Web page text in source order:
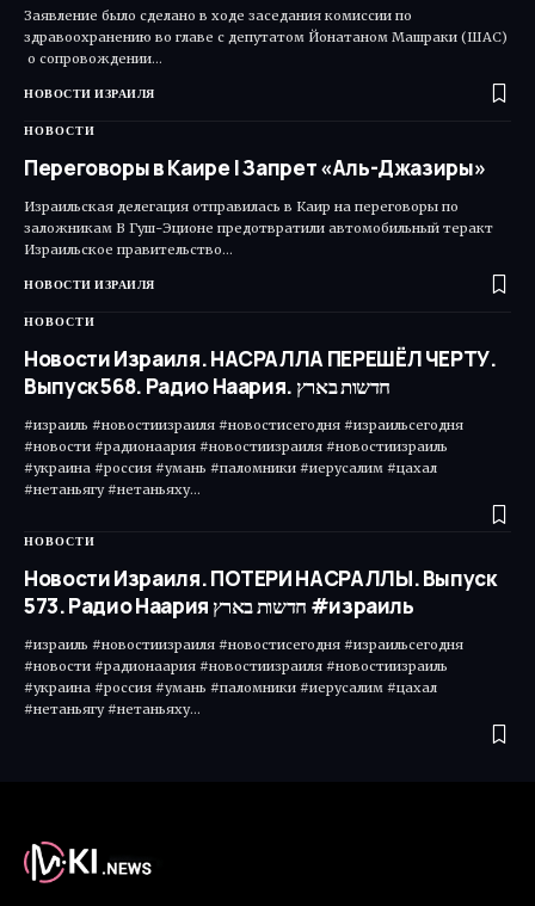
Заявление было сделано в ходе заседания комиссии по
здравоохранению во главе с депутатом Йонатаном Машраки (ШАС)​
о сопровождении…
НОВОСТИ ИЗРАИЛЯ
НОВОСТИ
Переговоры в Каире | Запрет «Аль-Джазиры»
Израильская делегация отправилась в Каир на переговоры по
заложникам В Гуш-Эционе предотвратили автомобильный теракт
Израильское правительство…
НОВОСТИ ИЗРАИЛЯ
НОВОСТИ
Новости Израиля. НАСРАЛЛА ПЕРЕШЁЛ ЧЕРТУ.
Выпуск 568. Радио Наария. חדשות בארץ
#израиль #новостиизраиля #новостисегодня #израильсегодня
#новости #радионаария #новостиизраиля #новостиизраиль
#украина #россия #умань #паломники #иерусалим #цахал
#нетаньягу #нетаньяху…
НОВОСТИ
Новости Израиля. ПОТЕРИ НАСРАЛЛЫ. Выпуск
573. Радио Наария חדשות בארץ #израиль
#израиль #новостиизраиля #новостисегодня #израильсегодня
#новости #радионаария #новостиизраиля #новостиизраиль
#украина #россия #умань #паломники #иерусалим #цахал
#нетаньягу #нетаньяху…